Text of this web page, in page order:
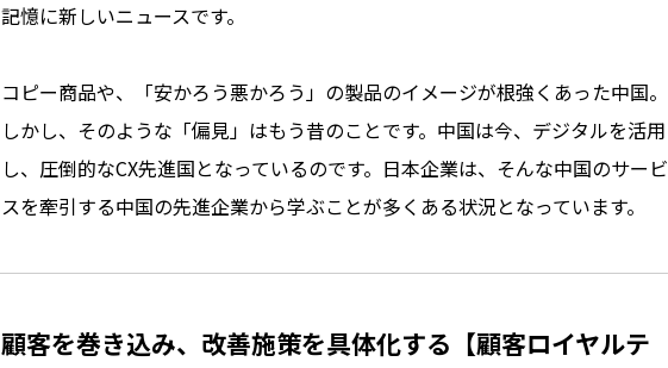
記憶に新しいニュースです。
コピー商品や、「安かろう悪かろう」の製品のイメージが根強くあった中国。
しかし、そのような「偏見」はもう昔のことです。中国は今、デジタルを活用
し、圧倒的なCX先進国となっているのです。日本企業は、そんな中国のサービ
スを牽引する中国の先進企業から学ぶことが多くある状況となっています。
顧客を巻き込み、改善施策を具体化する【顧客ロイヤルテ